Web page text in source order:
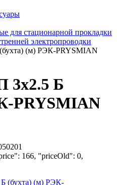
для стационарной прокладки
электропроводки
(м) РЭК-PRYSMIAN
3х2.5 Б
PRYSMIAN
166, "priceOld": 0,